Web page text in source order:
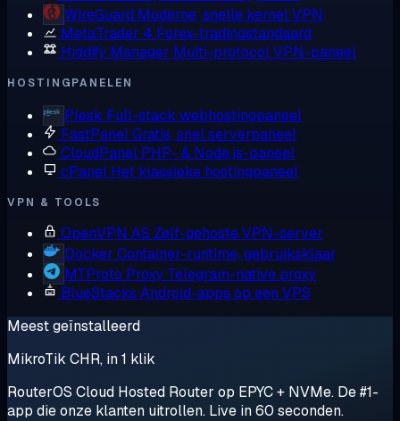
WireGuard Moderne, snelle kernel VPN
MetaTrader 4 Forex-tradingstandaard
Hiddify Manager Multi-protocol VPN-paneel
HOSTINGPANELEN
Plesk Full-stack webhostingpaneel
FastPanelGratis, snel serverpaneel
CloudPanel PHP- & Node.js-paneel
cPanel Het klassieke hostingpaneel
VPN & TOOLS
OpenVPN AS Zelf-gehoste VPN-server
Docker Container-runtime, gebruiksklaar
MTProto Proxy Telegram-native proxy
BlueStacks Android-apps op een VPS
Meest geïnstalleerd
MikroTik CHR, in 1 klik
RouterOS Cloud Hosted Router op EPYC + NVMe. De #1-
app die onze klanten uitrollen. Live in 60 seconden.